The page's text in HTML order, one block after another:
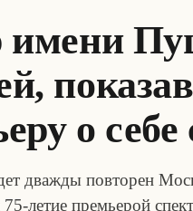
имени
о
дважды повторен
75-летие премьерой